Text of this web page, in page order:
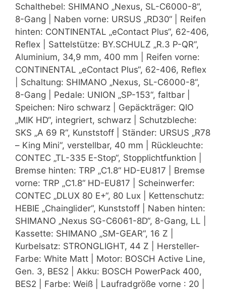
Schalthebel: SHIMANO „Nexus, SL-C6000-8“,
8-Gang | Naben vorne: URSUS „RD30“ | Reifen
hinten: CONTINENTAL „eContact Plus“, 62-406,
Reflex | Sattelstütze: BY.SCHULZ „R.3 P-QR“,
Aluminium, 34,9 mm, 400 mm | Reifen vorne:
CONTINENTAL „eContact Plus“, 62-406, Reflex
| Schaltung: SHIMANO „Nexus, SL-C6000-8“,
8-Gang | Pedale: UNION „SP-153“, faltbar |
Speichen: Niro schwarz | Gepäckträger: QIO
„MIK HD“, integriert, schwarz | Schutzbleche:
SKS „A 69 R“, Kunststoff | Ständer: URSUS „R78
– King Mini“, verstellbar, 40 mm | Rückleuchte:
CONTEC „TL-335 E-Stop“, Stopplichtfunktion |
Bremse hinten: TRP „C1.8“ HD-EU817 | Bremse
vorne: TRP „C1.8“ HD-EU817 | Scheinwerfer:
CONTEC „DLUX 80 E+“, 80 Lux | Kettenschutz:
HEBIE „Chainglider“, Kunststoff | Naben hinten:
SHIMANO „Nexus SG-C6061-8D“, 8-Gang, LL |
Kassette: SHIMANO „SM-GEAR“, 16 Z |
Kurbelsatz: STRONGLIGHT, 44 Z | Hersteller-
Farbe: White Matt | Motor: BOSCH Active Line,
Gen. 3, BES2 | Akku: BOSCH PowerPack 400,
BES2 | Farbe: Weiß | Laufradgröße vorne : 20 |